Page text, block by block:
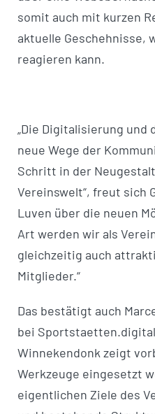
somit auch mit kurzen
aktuelle Geschehnisse,
reagieren kann.
„Die Digitalisierung und
neue Wege der
Schritt in der
Vereinswelt“, freut sich
Luven über die neuen
Art werden wir als
gleichzeitig auch
Mitglieder.“
Das bestätigt auch
bei
Winnekendonk zeigt
Werkzeuge eingesetzt
eigentlichen Ziele des